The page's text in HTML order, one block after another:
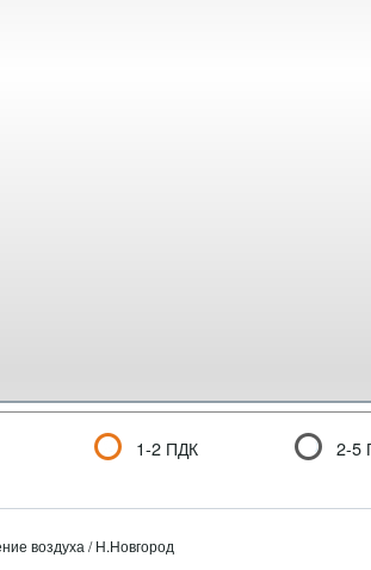
1-2 ПДК 2-5
воздуха / Н.Новгород